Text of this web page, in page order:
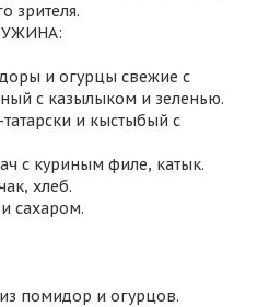
зрителя.
и огурцы свежие с
с казылыком и зеленью.
татарски и кыстыбый с
с куриным филе, катык.
хлеб.
сахаром.
помидор и огурцов.